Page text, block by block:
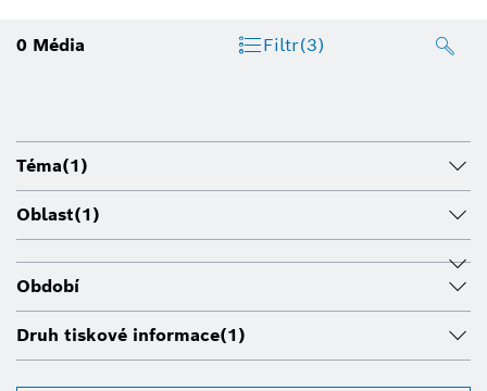
0 Média Filtr(3)
Téma(1)
Oblast(1)
Období
Druh tiskové informace(1)